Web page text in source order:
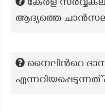
കേരള
ആദ്യത്തെ
നൈലിൻറെ